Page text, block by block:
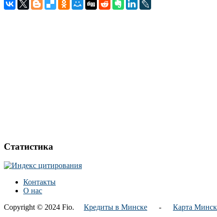
Статистика
Контакты
О нас
Copyright © 2024 Fio. Кредиты в Минске - Карта